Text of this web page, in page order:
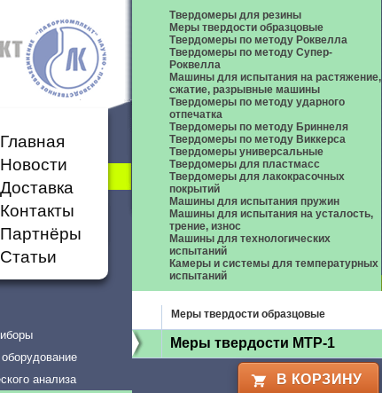
Главная
Новости
Доставка
Контакты
Партнёры
Статьи
анализа
Твердомеры для резины
Меры твердости образцовые
Твердомеры по методу Роквелла
Твердомеры по методу Супер-
Роквелла
Машины для испытания на растяжение,
сжатие, разрывные машины
Твердомеры по методу ударного
отпечатка
Твердомеры по методу Бриннеля
Твердомеры по методу Виккерса
Твердомеры универсальные
Твердомеры для пластмасс
Твердомеры для лакокрасочных
покрытий
Машины для испытания пружин
Машины для испытания на усталость,
трение, износ
Машины для технологических
испытаний
Камеры и системы для температурных
испытаний
Меры твердости образцовые
Меры твердости МТР-1
В КОРЗИНУ